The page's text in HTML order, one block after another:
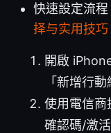
快速設定流程
择与实用技巧
開啟
「新增行動
使用電信商
確認碼/激